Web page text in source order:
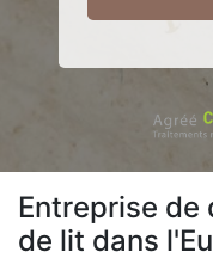
Entreprise de
de lit dans